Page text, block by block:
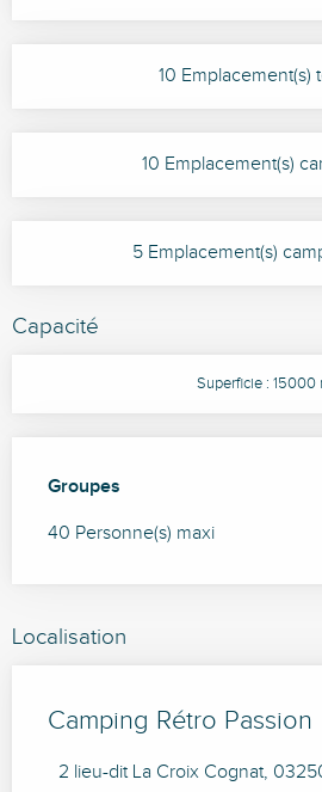
10 Emplacement(s)
10 Emplacement(s)
5 Emplacement(s)
Capacité
Superficie : 15000
Groupes
Groupes
40 Personne(s) maxi
Localisation
Camping Rétro Passion
2 lieu-dit La Croix Cognat,